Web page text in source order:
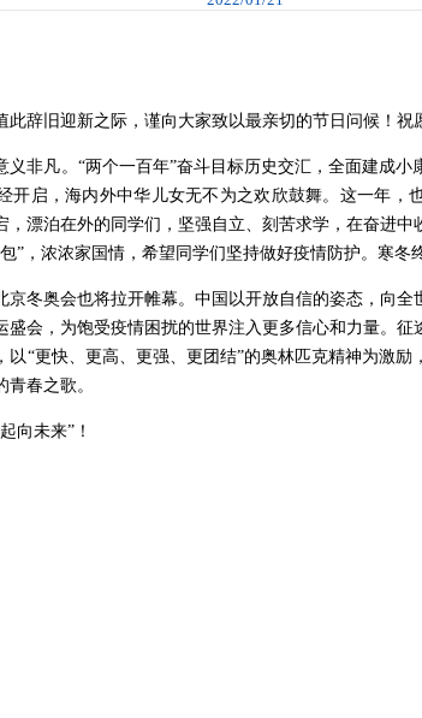
此辞旧迎新之际，谨向大家致以最亲切的节日问候！祝
义非凡。“两个一百年”奋斗目标历史交汇，全面建成
开启，海内外中华儿女无不为之欢欣鼓舞。这一年，
，漂泊在外的同学们，坚强自立、刻苦求学，在奋进
”，浓浓家国情，希望同学们坚持做好疫情防护。寒冬
京冬奥会也将拉开帷幕。中国以开放自信的姿态，向
盛会，为饱受疫情困扰的世界注入更多信心和力量。
以“更快、更高、更强、更团结”的奥林匹克精神为激励
春之歌。
向未来”！